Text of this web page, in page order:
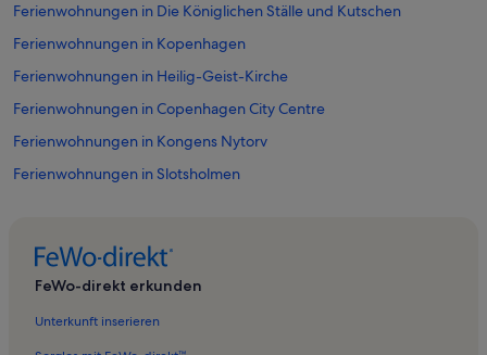
Ferienwohnungen in Die Königlichen Ställe und Kutschen
Ferienwohnungen in Kopenhagen
Ferienwohnungen in Heilig-Geist-Kirche
Ferienwohnungen in Copenhagen City Centre
Ferienwohnungen in Kongens Nytorv
Ferienwohnungen in Slotsholmen
Ferienwohnungen in Baron Boltens Gård
FeWo-direkt erkunden
Unterkunft inserieren